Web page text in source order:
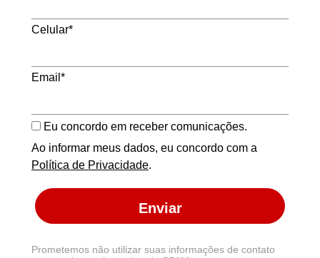
Celular*
Email*
Eu concordo em receber comunicações.
Ao informar meus dados, eu concordo com a
Política de Privacidade.
Enviar
Prometemos não utilizar suas informações de contato